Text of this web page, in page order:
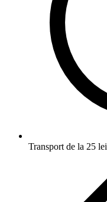
Transport de la 25 lei